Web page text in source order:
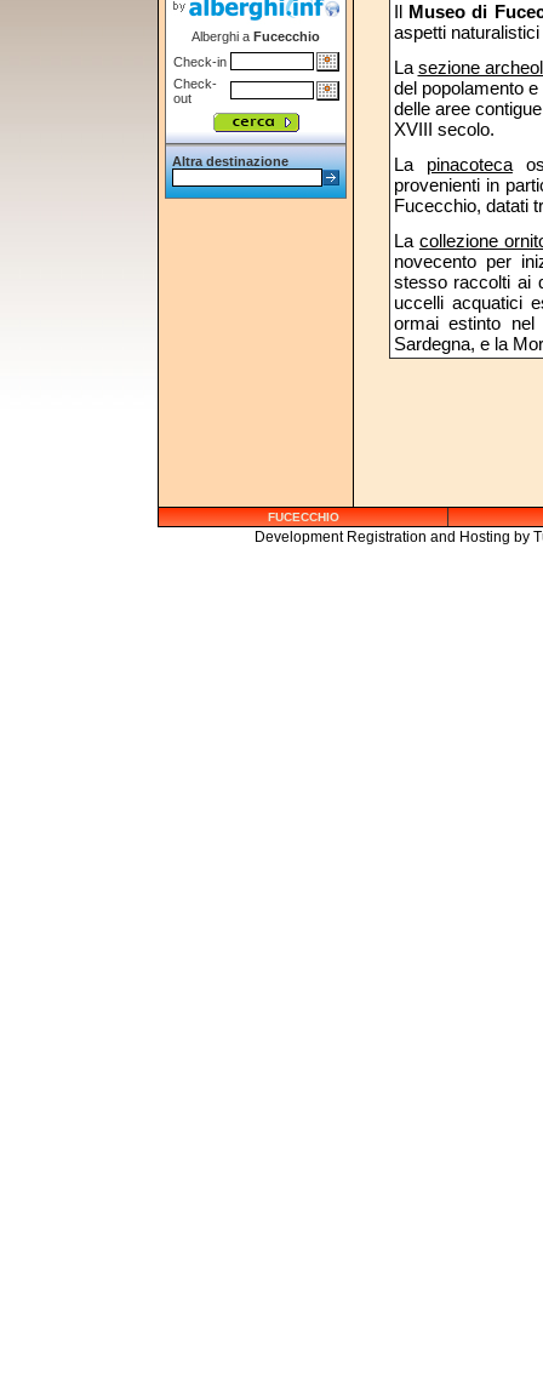
Alberghi a Fucecchio
Check-in
Check-
out
Altra destinazione
Il Museo di
aspetti
La sezione
del popolamento
delle aree
XVIII secolo.
La pinacoteca
provenienti in
Fucecchio, datati
La collezione
novecento per
stesso raccolti ai
uccelli acquatici
ormai estinto
Sardegna, e la
FUCECCHIO
Development Registration and Hosting by